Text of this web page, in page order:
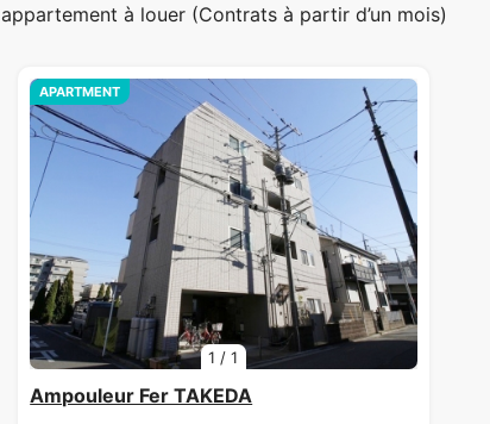
appartement à louer (Contrats à partir d’un mois)
1 /1
APARTMENT
Ampouleur Fer TAKEDA